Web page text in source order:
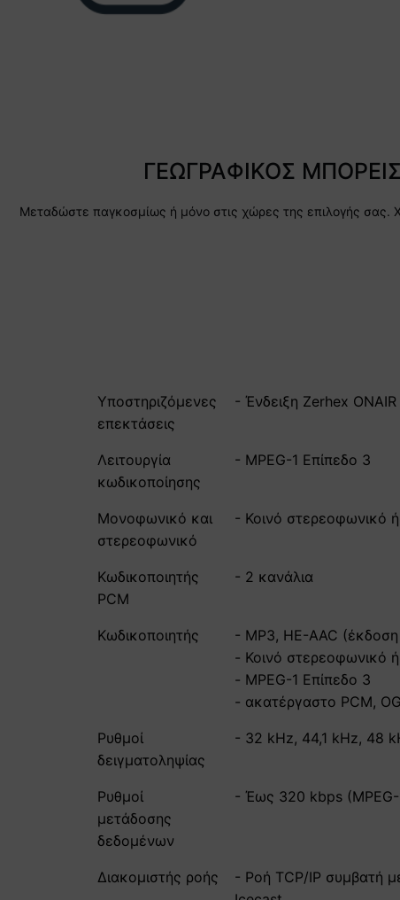
ΓΕΩΓΡΑΦΙΚΟΣ
Μεταδώστε παγκοσμίως ή μόνο στις χώρες της επιλογής σας.
Υποστηριζόμενες
επεκτάσεις
- Ένδειξη Zerhex ONAIR
Λειτουργία
κωδικοποίησης
- MPEG-1 Επίπεδο 3
Μονοφωνικό και
στερεοφωνικό
- Κοινό στερεοφωνικό
Κωδικοποιητής
PCM
- 2 κανάλια
Κωδικοποιητής
- MP3, HE-AAC
- Κοινό στερεοφωνικό
- MPEG-1 Επίπεδο 3
- ακατέργαστο PCM,
Ρυθμοί
δειγματοληψίας
- 32 kHz, 44,1 kHz, 48
Ρυθμοί
μετάδοσης
δεδομένων
- Έως 320 kbps (MPEG-
Διακομιστής ροής
- Ροή TCP/IP συμβατή